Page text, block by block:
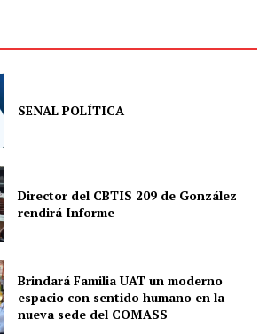
SEÑAL POLÍTICA
Director del CBTIS 209 de González
rendirá Informe
Brindará Familia UAT un moderno
espacio con sentido humano en la
nueva sede del COMASS